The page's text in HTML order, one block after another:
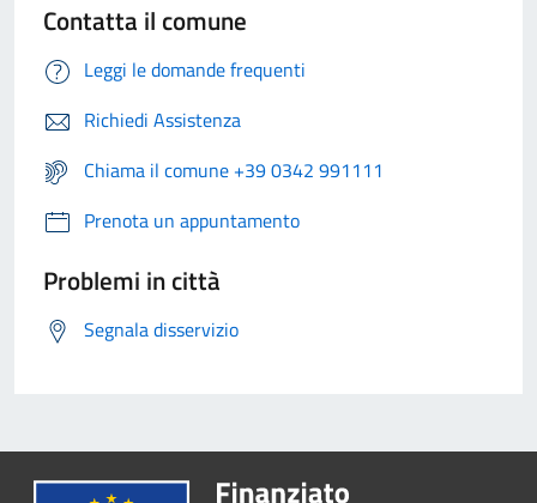
Contatta il comune
Leggi le domande frequenti
Richiedi Assistenza
Chiama il comune +39 0342 991111
Prenota un appuntamento
Problemi in città
Segnala disservizio